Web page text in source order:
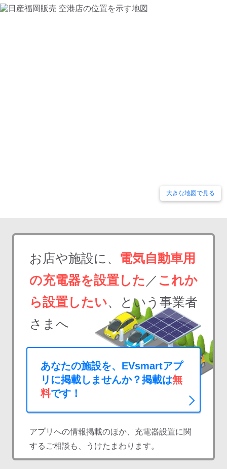
大きな地図で見る
お店や施設に、 電気自動車用
の充電器を設置した ／ これか
ら設置したい、という事業者
さまへ
あなたの施設を、EVsmartアプ
リに掲載しませんか？掲載は無
料です！
アプリへの情報掲載のほか、充電器設置に関
するご相談も、うけたまわります。